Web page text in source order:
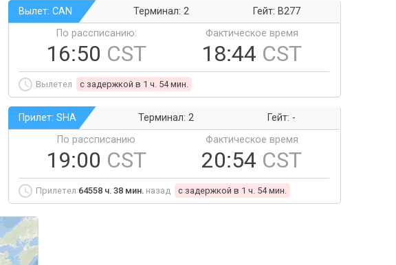
Вылет: CAN Терминал: 2
Гейт: B277
По рассписанию:
16:50 CST
Фактическое время
18:44 CST
Вылетел c задержкой в 1 ч. 54 мин.
Прилет: SHA Терминал: 2
Гейт: -
По рассписанию
19:00 CST
Фактическое время
20:54 CST
Прилетел 64558 ч. 38 мин. назад c задержкой в 1 ч. 54 мин.